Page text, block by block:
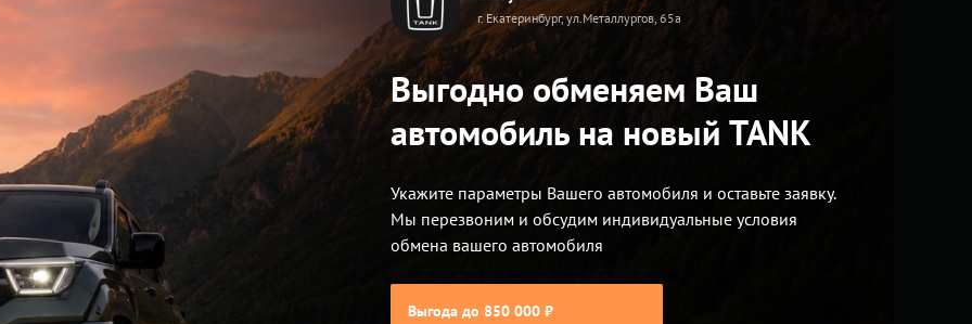
предложение по кредиту
г. Екатеринбург, ул.Металлургов, 65а
Выгодно обменяем Ваш
автомобиль на новый TANK
Укажите параметры Вашего автомобиля и оставьте заявку.
Мы перезвоним и обсудим индивидуальные условия
обмена вашего автомобиля
Выгода до 850 000 ₽